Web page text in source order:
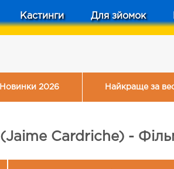
Кастинги Для зйомок
Новинки 2026 Найкраще за
(Jaime Cardriche) -